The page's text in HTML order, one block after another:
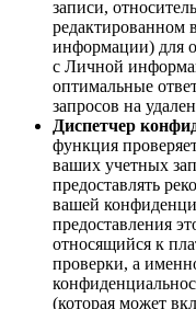
записи,
редактированном
информации) для
с Личной
оптимальные
запросов на
Диспетчер
функция
ваших учетных
предоставлять
вашей
предоставления
относящийся к
проверки, а
(которая может